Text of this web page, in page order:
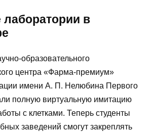
в
образовательного
центра «Фарма-премиум»
имени А. П. Нелюбина Первого
полную виртуальную имитацию
с клетками. Теперь студенты
заведений смогут закреплять